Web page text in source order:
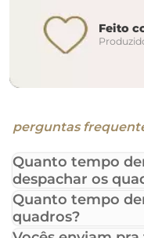
Feito
perguntas
Quanto tempo
despachar os
Quanto tempo
quadros?